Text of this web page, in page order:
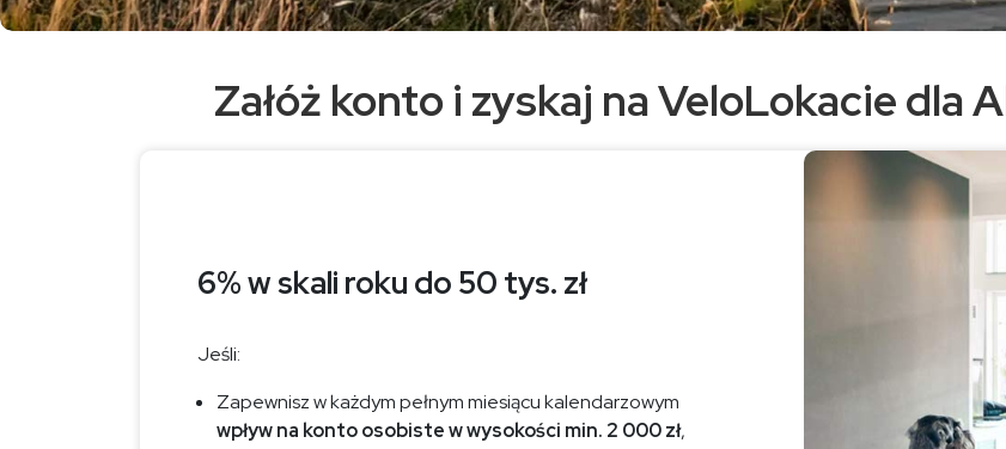
Załóż konto i zyskaj na VeloLokacie dla
6% w skali roku do 50 tys. zł
Jeśli:
Zapewnisz w każdym pełnym miesiącu kalendarzowym
wpływ na konto osobiste w wysokości min. 2 000 zł,